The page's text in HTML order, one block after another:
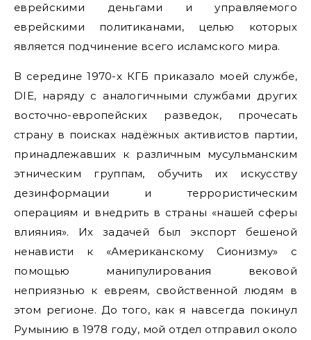
еврейскими деньгами и управляемого
еврейскими политиканами, целью которых
является подчинение всего исламского мира.
В середине 1970-х КГБ приказало моей службе,
DIE, наряду с аналогичными службами других
восточно-европейских разведок, прочесать
страну в поисках надёжных активистов партии,
принадлежавших к различным мусульманским
этническим группам, обучить их искусству
дезинформации и террористическим
операциям и внедрить в страны «нашей сферы
влияния». Их задачей был экспорт бешеной
ненависти к «Американскому Сионизму» с
помощью манипулирования вековой
неприязнью к евреям, свойственной людям в
этом регионе. До того, как я навсегда покинул
Румынию в 1978 году, мой отдел отправил около